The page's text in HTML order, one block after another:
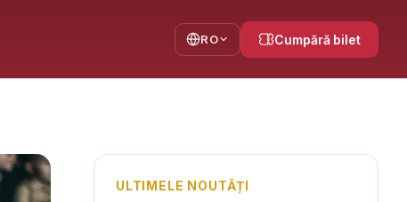
RO Cumpără bilet
ULTIMELE NOUTĂȚI